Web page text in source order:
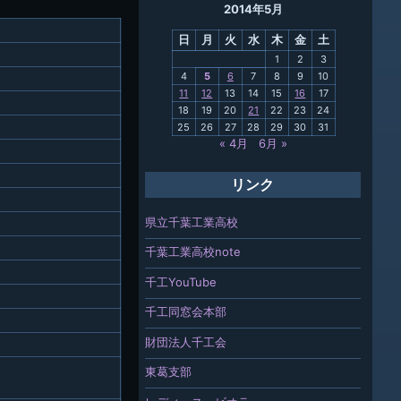
校 2014年5月
日 月 火 水 木 金 土
1 2
3
4
5 6 7 8 9
10
11
12 13 14 15 16
17
18
19 20 21 22 23
24
25
26 27 28 29 30 31
« 4月 6月 »
リンク
県立千葉工業高校
千葉工業高校note
千工YouTube
千工同窓会本部
財団法人千工会
東葛支部